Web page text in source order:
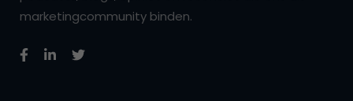
marketingcommunity binden.